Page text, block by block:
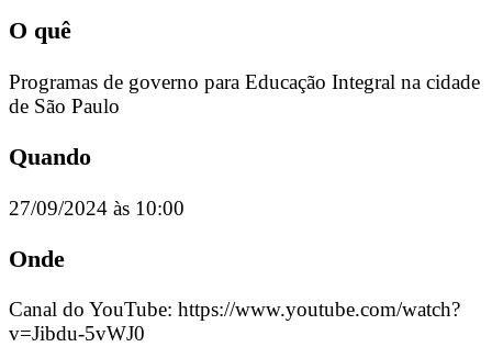
O quê
Programas de governo para Educação Integral na cidade
de São Paulo
Quando
27/09/2024 às 10:00
Onde
Canal do YouTube: https://www.youtube.com/watch?
v=Jibdu-5vWJ0